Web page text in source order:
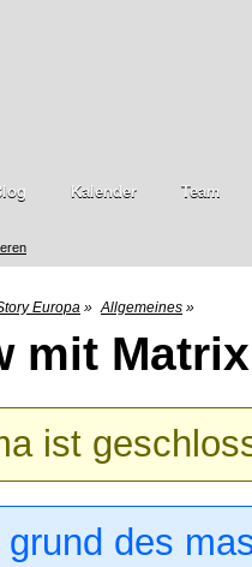
Kalender Team
Europa » Allgemeines »
mit
ist
des